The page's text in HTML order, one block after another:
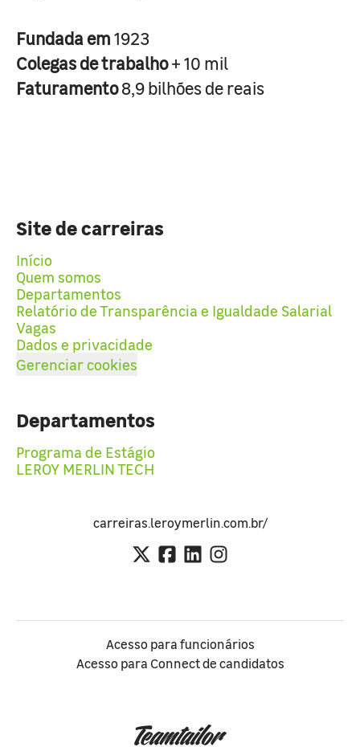
Fundada em1923
Colegas de trabalho+ 10 mil
Faturamento8,9 bilhões de reais
Site de carreiras
Início
Quem somos
Departamentos
Relatório de Transparência e Igualdade Salarial
Vagas
Dados e privacidade
Gerenciar cookies
Departamentos
Programa de Estágio
LEROY MERLIN TECH
carreiras.leroymerlin.com.br/
Acesso para funcionários
Acesso para Connect de candidatos